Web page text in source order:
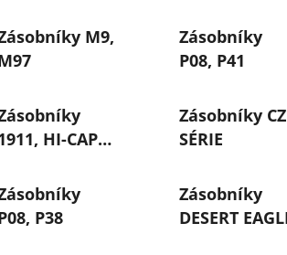
M9,
Zásobníky
P08, P41
HI-CAPA,
Zásobníky CZ
SÉRIE
P38
Zásobníky
DESERT